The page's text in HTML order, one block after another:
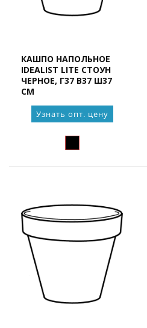
КАШПО НАПОЛЬНОЕ
IDEALIST LITE СТОУН
ЧЕРНОЕ, Г37 В37 Ш37
СМ
Узнать опт. цену